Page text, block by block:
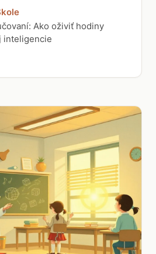
Ako oživiť hodiny
inteligencie